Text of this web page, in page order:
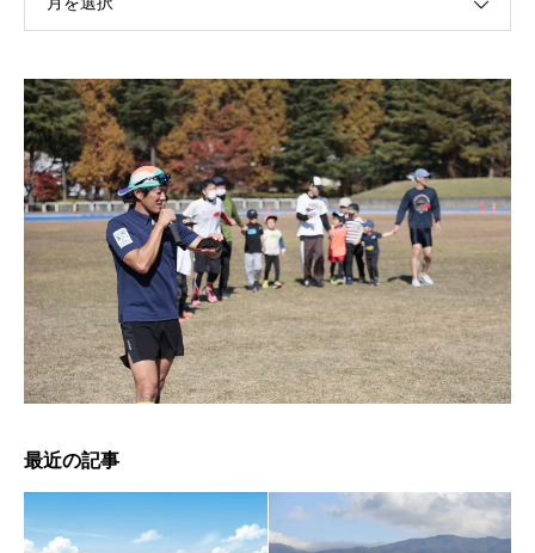
【受付終了】2026大会同日開催！カヤックに乗って諏訪
【受付終了】2026大会同日開催！小学生対象キッズ・ラ
最近の記事